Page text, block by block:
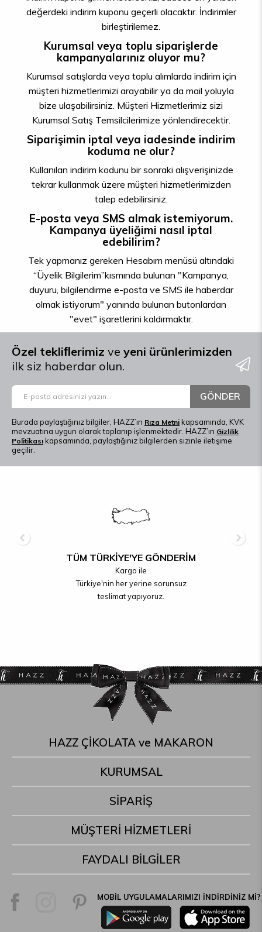
değerdeki indirim kuponu geçerli olacaktır. İndirimler
birleştirilemez.
Kurumsal veya toplu siparişlerde
kampanyalarınız oluyor mu?
Kurumsal satışlarda veya toplu alımlarda indirim için
müşteri hizmetlerimizi arayabilir ya da mail yoluyla
bize ulaşabilirsiniz. Müşteri Hizmetlerimiz sizi
Kurumsal Satış Temsilcilerimize yönlendirecektir.
Siparişimin iptal veya iadesinde indirim
koduma ne olur?
Kullanılan indirim kodunu bir sonraki alışverişinizde
tekrar kullanmak üzere müşteri hizmetlerimizden
talep edebilirsiniz.
E-posta veya SMS almak istemiyorum.
Kampanya üyeliğimi nasıl iptal
edebilirim?
Tek yapmanız gereken Hesabım menüsü altındaki
“Üyelik Bilgilerim”kısmında bulunan "Kampanya,
duyuru, bilgilendirme e-posta ve SMS ile haberdar
olmak istiyorum" yanında bulunan butonlardan
"evet" işaretlerini kaldırmaktır.
Özel tekliﬂerimiz ve yeni ürünlerimizden
ilk siz haberdar olun.
GÖNDER
Burada paylaştığınız bilgiler, HAZZ’ın Rıza Metni kapsamında, KVK
mevzuatına uygun olarak toplanıp işlenmektedir. HAZZ’ın Gizlilik
Politikası kapsamında, paylaştığınız bilgilerden sizinle iletişime
geçilir.
GÜVENLİ ALIŞVERİŞ
Alışverişlerinizi daha güvenli
yapabilmeniz içinhazz.com.tr SSL
güvenlik sertifikasıkullanılmaktadır.
HAZZ ÇİKOLATA ve MAKARON
KURUMSAL
SİPARİŞ
MÜŞTERİ HİZMETLERİ
FAYDALI BİLGİLER
MOBİL UYGULAMALARIMIZI İNDİRDİNİZ Mİ?